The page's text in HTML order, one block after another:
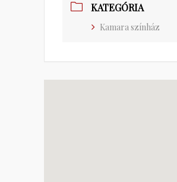
KATEGÓRIA
Kamara színház